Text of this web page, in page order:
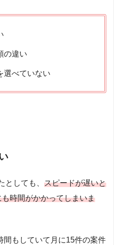
の違い
選べていない
としても、 スピードが遅いと
時間がかかってしまいま
間もしていて月に15件の案件